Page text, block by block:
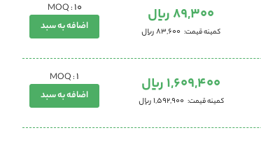
89,300 ریال
کمینه قیمت 83,600 ریال
MOQ : 10
اضافه به سبد
1,609,400 ریال
کمینه قیمت 1,592,900 ریال
MOQ : 1
اضافه به سبد